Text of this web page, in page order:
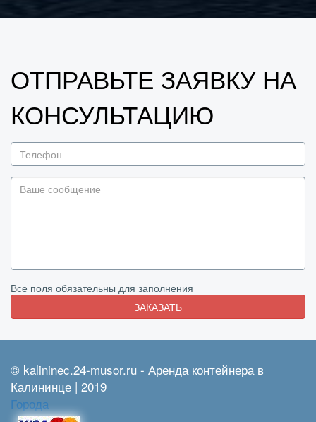
ОТПРАВЬТЕ ЗАЯВКУ НА
КОНСУЛЬТАЦИЮ
Все поля обязательны для заполнения
ЗАКАЗАТЬ
© kalininec.24-musor.ru - Аренда контейнера в
Калининце | 2019
Города